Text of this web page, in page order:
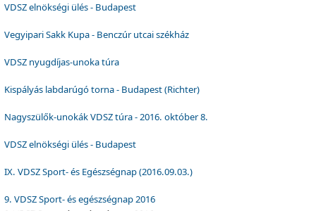
VDSZ elnökségi ülés - Budapest
Vegyipari Sakk Kupa - Benczúr utcai székház
VDSZ nyugdíjas-unoka túra
Kispályás labdarúgó torna - Budapest (Richter)
Nagyszülők-unokák VDSZ túra - 2016. október 8.
VDSZ elnökségi ülés - Budapest
IX. VDSZ Sport- és Egészségnap (2016.09.03.)
9. VDSZ Sport- és egészségnap 2016